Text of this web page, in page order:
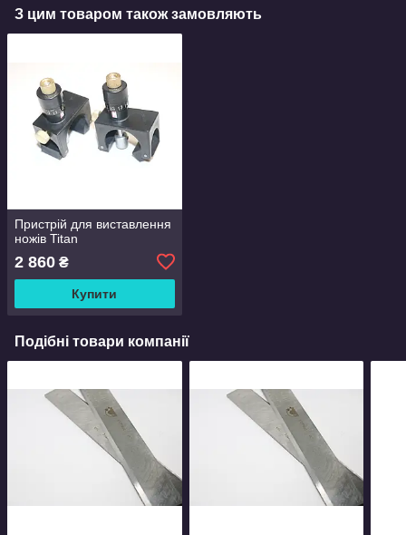
З цим товаром також замовляють
Пристрій для виставлення
ножів Titan
2 860 ₴
Купити
Подібні товари компанії